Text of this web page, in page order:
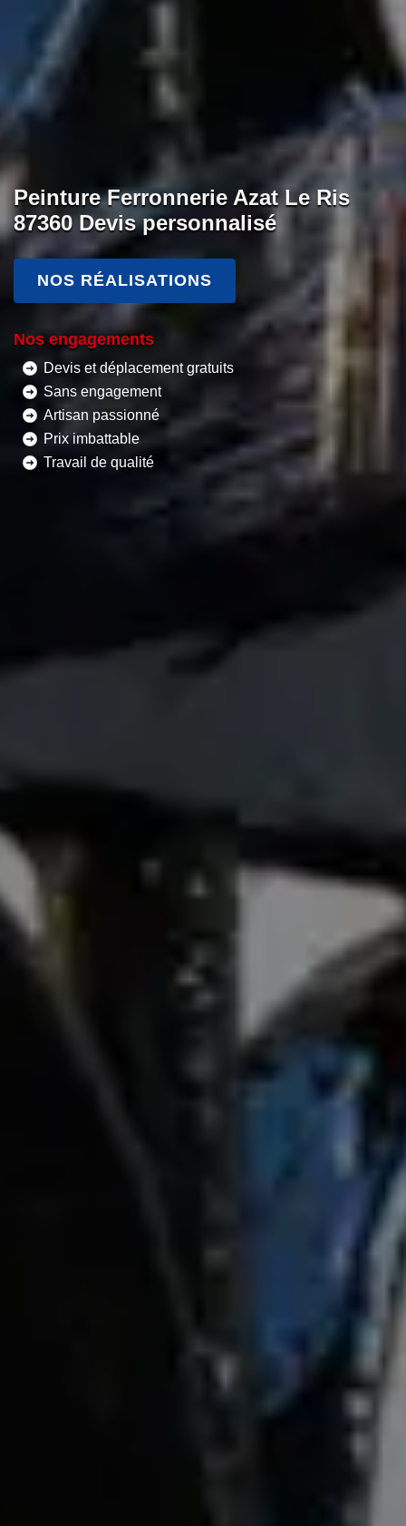
Peinture Ferronnerie Azat Le Ris
87360 Devis personnalisé
NOS RÉALISATIONS
Nos engagements
Devis et déplacement gratuits
Sans engagement
Artisan passionné
Prix imbattable
Travail de qualité